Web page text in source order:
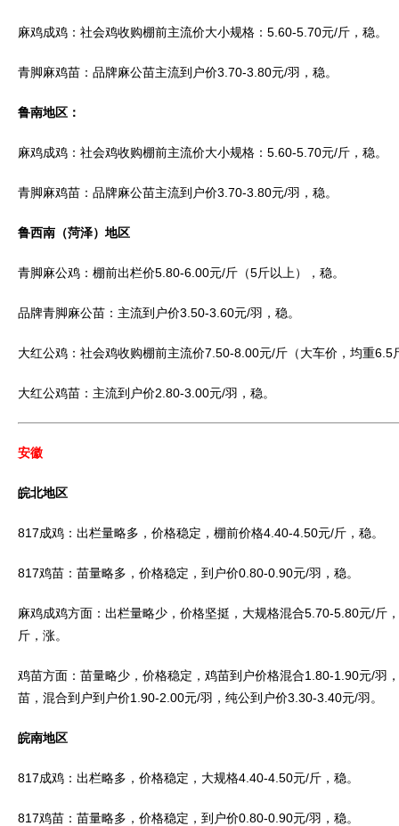
麻鸡成鸡：社会鸡收购棚前主流价大小规格：5.60-5.70元/斤，稳。
青脚麻鸡苗：品牌麻公苗主流到户价3.70-3.80元/羽，稳。
鲁南地区：
麻鸡成鸡：社会鸡收购棚前主流价大小规格：5.60-5.70元/斤，稳。
青脚麻鸡苗：品牌麻公苗主流到户价3.70-3.80元/羽，稳。
鲁西南（菏泽）地区
青脚麻公鸡：棚前出栏价5.80-6.00元/斤（5斤以上），稳。
品牌青脚麻公苗：主流到户价3.50-3.60元/羽，稳。
大红公鸡：社会鸡收购棚前主流价7.50-8.00元/斤（大车价，均重6.5
大红公鸡苗：主流到户价2.80-3.00元/羽，稳。
安徽
皖北地区
817成鸡：出栏量略多，价格稳定，棚前价格4.40-4.50元/斤，稳。
817鸡苗：苗量略多，价格稳定，到户价0.80-0.90元/羽，稳。
麻鸡成鸡方面：出栏量略少，价格坚挺，大规格混合5.70-5.80元/斤
斤，涨。
鸡苗方面：苗量略少，价格稳定，鸡苗到户价格混合1.80-1.90元/羽
苗，混合到户到户价1.90-2.00元/羽，纯公到户价3.30-3.40元/羽。
皖南地区
817成鸡：出栏略多，价格稳定，大规格4.40-4.50元/斤，稳。
817鸡苗：苗量略多，价格稳定，到户价0.80-0.90元/羽，稳。